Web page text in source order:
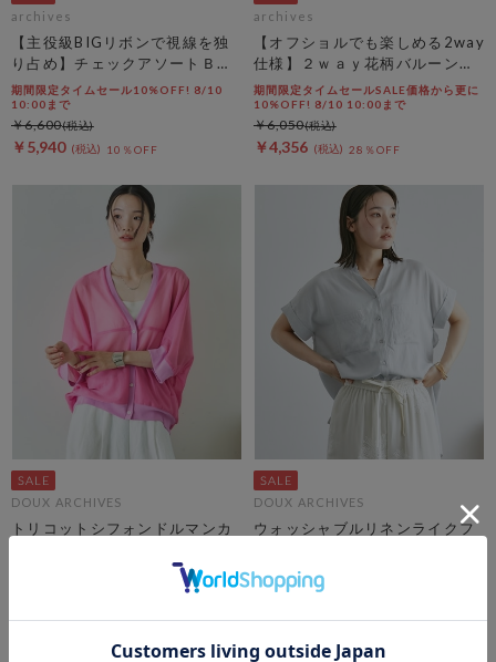
archives
【主役級BIGリボンで視線を独
り占め】チェックアソートＢＩ
Ｇリボンキャミビスチェ
期間限定タイムセール10%OFF! 8/10
10:00まで
￥5,940 10％OFF
￥6,600
archives
【オフショルでも楽しめる2way
仕様】２ｗａｙ花柄バルーンペ
プラムブラウス
期間限定タイムセールSALE価格から更に
10%OFF! 8/10 10:00まで
￥4,356 28％OFF
￥6,050
DOUX ARCHIVES
トリコットシフォンドルマンカ
DOUX ARCHIVES
ウォッシャブルリネンライクフ
￥8,800